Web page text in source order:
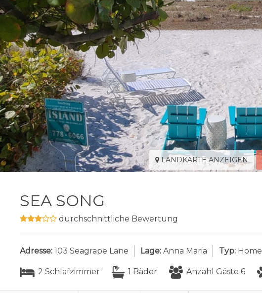
LANDKARTE ANZEIGEN
SEA SONG
durchschnittliche Bewertung
Adresse: 103 Seagrape Lane Lage: Anna Maria Typ: Home
2 Schlafzimmer 1 Bäder Anzahl Gäste 6